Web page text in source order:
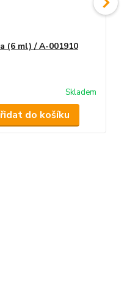
(6 ml) / A-001910
Skladem
do košíku